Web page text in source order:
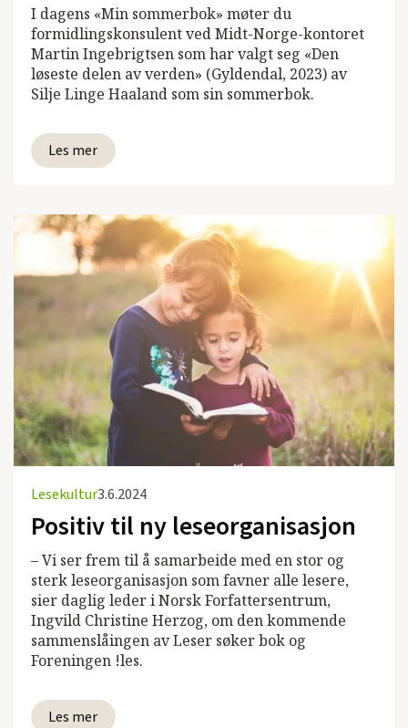
I dagens «Min sommerbok» møter du
formidlingskonsulent ved Midt-Norge-kontoret
Martin Ingebrigtsen som har valgt seg «Den
løseste delen av verden» (Gyldendal, 2023) av
Silje Linge Haaland som sin sommerbok.
Les mer
Lesekultur3.6.2024
Positiv til ny leseorganisasjon
– Vi ser frem til å samarbeide med en stor og
sterk leseorganisasjon som favner alle lesere,
sier daglig leder i Norsk Forfattersentrum,
Ingvild Christine Herzog, om den kommende
sammenslåingen av Leser søker bok og
Foreningen !les.
Les mer